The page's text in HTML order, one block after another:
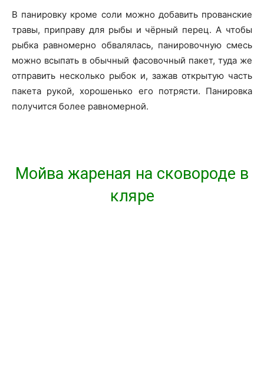
В панировку кроме соли можно добавить прованские
травы, приправу для рыбы и чёрный перец. А чтобы
рыбка равномерно обвалялась, панировочную смесь
можно всыпать в обычный фасовочный пакет, туда же
отправить несколько рыбок и, зажав открытую часть
пакета рукой, хорошенько его потрясти. Панировка
получится более равномерной.
Мойва жареная на сковороде в
кляре